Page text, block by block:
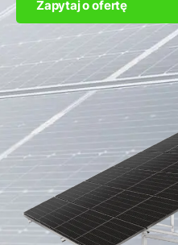
Zapytaj o ofertę